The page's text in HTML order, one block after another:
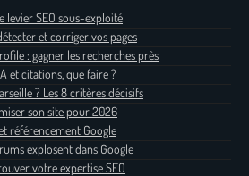
levier SEO sous-exploité
et corriger vos pages
: gagner les recherches près
et citations, que faire ?
? Les 8 critères décisifs
son site pour 2026
référencement Google
explosent dans Google
votre expertise SEO